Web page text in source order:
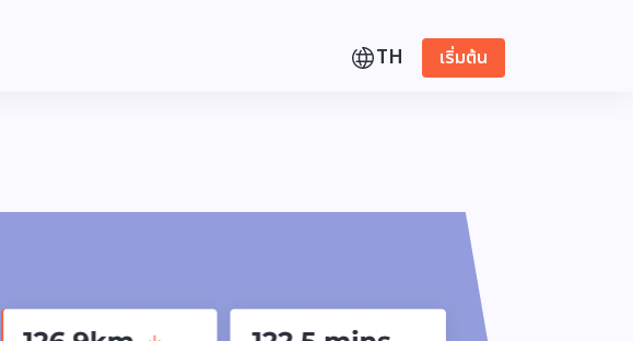
TH เริ่มต้น